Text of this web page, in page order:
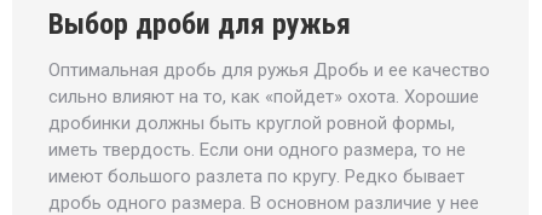
Выбор дроби для ружья
Оптимальная дробь для ружья Дробь и ее качество
сильно влияют на то, как «пойдет» охота. Хорошие
дробинки должны быть круглой ровной формы,
иметь твердость. Если они одного размера, то не
имеют большого разлета по кругу. Редко бывает
дробь одного размера. В основном различие у нее